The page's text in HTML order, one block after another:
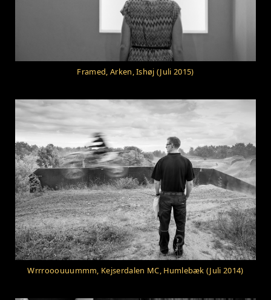
Framed, Arken, Ishøj (Juli 2015)
Wrrrooouuummm, Kejserdalen MC, Humlebæk (Juli 2014)